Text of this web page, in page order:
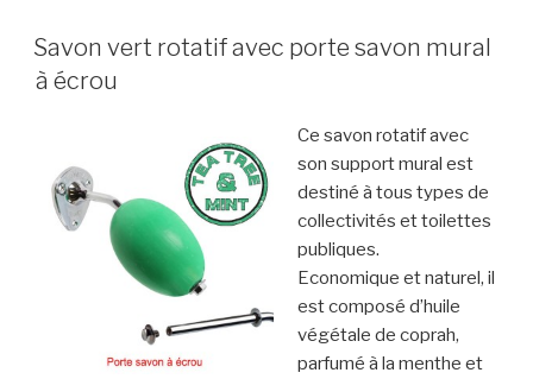
Savon vert rotatif avec porte savon mural
à écrou
Ce savon rotatif avec
son support mural est
destiné à tous types de
collectivités et toilettes
publiques.
Economique et naturel, il
est composé d’huile
végétale de coprah,
parfumé à la menthe et